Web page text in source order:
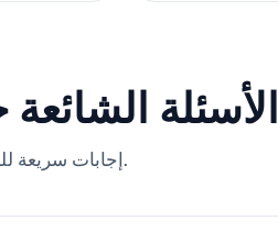
الأسئلة
إجابات سريعة للسياح وزوار المعابر الحدودية إلى جورجيا.